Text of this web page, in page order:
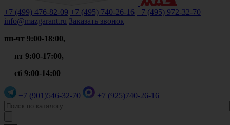
+7 (499) 476-82-09 +7 (495) 740-26-16 +7 (495) 972-32-70
info@mazgarant.ru Заказать звонок
пн-чт 9:00-18:00,
пт 9:00-17:00,
сб 9:00-14:00
+7 (901)546-32-70 +7 (925)740-26-16